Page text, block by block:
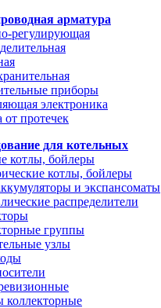
арматура
регулирующая
приборы
электроника
от протечек
для котельных
котлы, бойлеры
котлы, бойлеры
и экспансоматы
распределители
группы
узлы